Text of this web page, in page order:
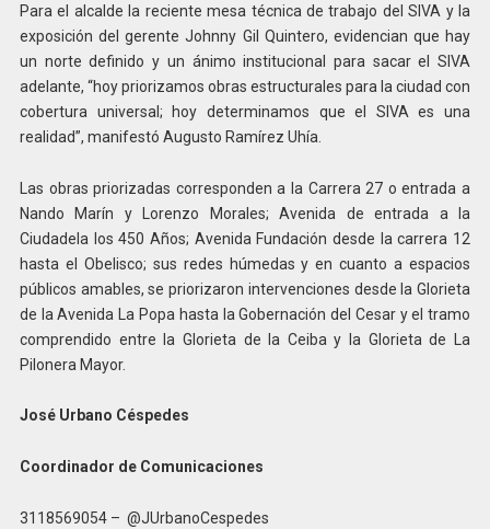
Para el alcalde la reciente mesa técnica de trabajo del SIVA y la
exposición del gerente Johnny Gil Quintero, evidencian que hay
un norte definido y un ánimo institucional para sacar el SIVA
adelante, “hoy priorizamos obras estructurales para la ciudad con
cobertura universal; hoy determinamos que el SIVA es una
realidad”, manifestó Augusto Ramírez Uhía.
Las obras priorizadas corresponden a la Carrera 27 o entrada a
Nando Marín y Lorenzo Morales; Avenida de entrada a la
Ciudadela los 450 Años; Avenida Fundación desde la carrera 12
hasta el Obelisco; sus redes húmedas y en cuanto a espacios
públicos amables, se priorizaron intervenciones desde la Glorieta
de la Avenida La Popa hasta la Gobernación del Cesar y el tramo
comprendido entre la Glorieta de la Ceiba y la Glorieta de La
Pilonera Mayor.
José Urbano Céspedes
Coordinador de Comunicaciones
3118569054 – @JUrbanoCespedes